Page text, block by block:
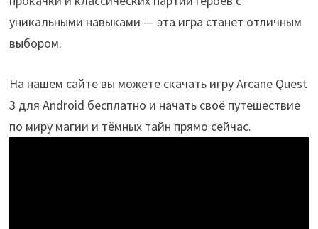
уникальными навыками — эта игра станет отличным
выбором.
На нашем сайте вы можете скачать игру Arcane Quest
3 для Android бесплатно и начать своё путешествие
по миру магии и тёмных тайн прямо сейчас.